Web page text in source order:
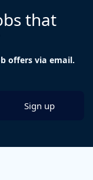
that
offers via email.